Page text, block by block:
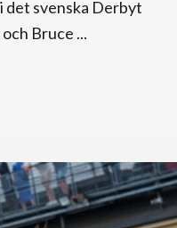
svenska Derbyt
Bruce ...